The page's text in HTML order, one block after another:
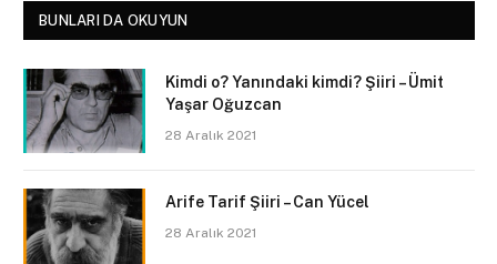
BUNLARI DA OKUYUN
Kimdi o? Yanındaki kimdi? Şiiri – Ümit
Yaşar Oğuzcan
28 Aralık 2021
Arife Tarif Şiiri – Can Yücel
28 Aralık 2021